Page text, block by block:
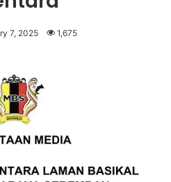
7, 2025 1,675